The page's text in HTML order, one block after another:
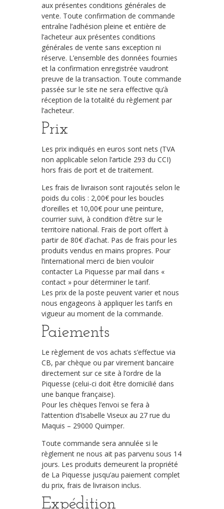
aux présentes conditions générales de
vente. Toute confirmation de commande
entraîne l’adhésion pleine et entière de
l’acheteur aux présentes conditions
générales de vente sans exception ni
réserve. L’ensemble des données fournies
et la confirmation enregistrée vaudront
preuve de la transaction. Toute commande
passée sur le site ne sera effective qu’à
réception de la totalité du règlement par
l’acheteur.
Prix
Les prix indiqués en euros sont nets (TVA
non applicable selon l’article 293 du CCI)
hors frais de port et de traitement.
Les frais de livraison sont rajoutés selon le
poids du colis : 2,00€ pour les boucles
d’oreilles et 10,00€ pour une peinture,
courrier suivi, à condition d’être sur le
territoire national. Frais de port offert à
partir de 80€ d’achat. Pas de frais pour les
produits vendus en mains propres. Pour
l’international merci de bien vouloir
contacter La Piquesse par mail dans «
contact » pour déterminer le tarif.
Les prix de la poste peuvent varier et nous
nous engageons à appliquer les tarifs en
vigueur au moment de la commande.
Paiements
Le règlement de vos achats s’effectue via
CB, par chèque ou par virement bancaire
directement sur ce site à l’ordre de la
Piquesse (celui-ci doit être domicilié dans
une banque française).
Pour les chèques l’envoi se fera à
l’attention d’Isabelle Viseux au 27 rue du
Maquis – 29000 Quimper.
Toute commande sera annulée si le
règlement ne nous ait pas parvenu sous 14
jours. Les produits demeurent la propriété
de La Piquesse jusqu’au paiement complet
du prix, frais de livraison inclus.
Expédition